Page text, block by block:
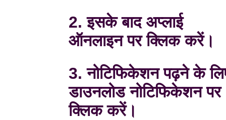
2. इसके बाद अप्लाई
ऑनलाइन पर क्लिक करें।
3. नोटिफिकेशन पढ़ने के
डाउनलोड नोटिफिकेशन पर
क्लिक करें।